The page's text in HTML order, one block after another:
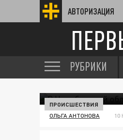
АВТОРИЗАЦИЯ
РУБРИКИ
ПРОИСШЕСТВИЯ
ОЛЬГА АНТОНОВА 10